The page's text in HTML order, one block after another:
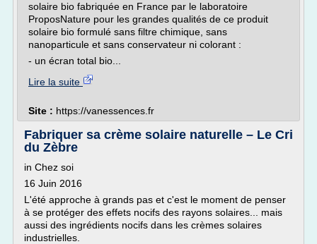
solaire bio fabriquée en France par le laboratoire
ProposNature pour les grandes qualités de ce produit
solaire bio formulé sans filtre chimique, sans
nanoparticule et sans conservateur ni colorant :
- un écran total bio...
Lire la suite
Site : https://vanessences.fr
Fabriquer sa crème solaire naturelle – Le Cri
du Zèbre
in Chez soi
16 Juin 2016
L'été approche à grands pas et c'est le moment de penser
à se protéger des effets nocifs des rayons solaires... mais
aussi des ingrédients nocifs dans les crèmes solaires
industrielles.